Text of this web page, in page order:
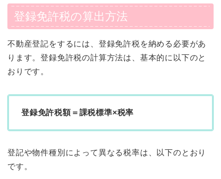
登録免許税の算出方法
不動産登記をするには、登録免許税を納める必要があ
ります。登録免許税の計算方法は、基本的に以下のと
おりです。
登録免許税額＝課税標準×税率
登記や物件種別によって異なる税率は、以下のとおり
です。